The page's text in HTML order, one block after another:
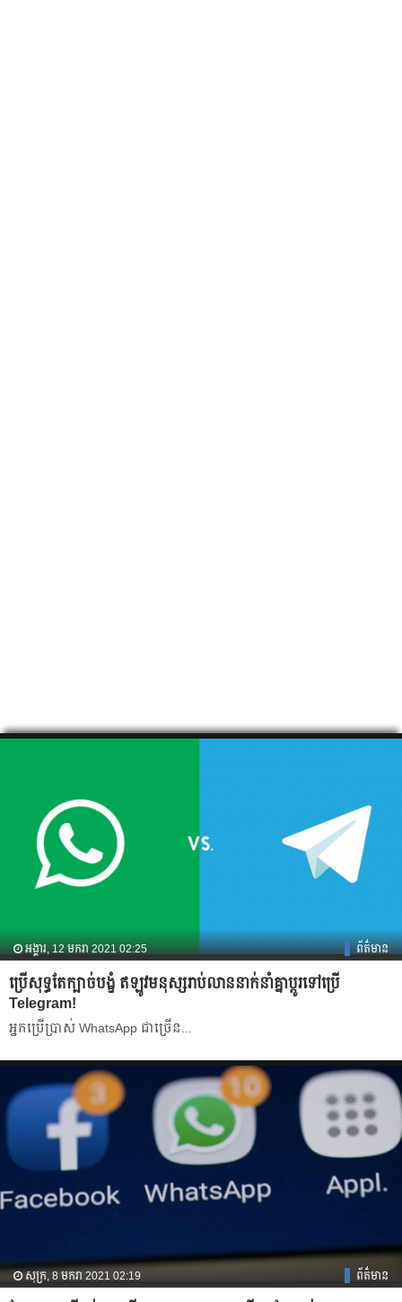
អង្គារ, 12 មករា 2021 02:25 ព័ត៌មាន
ប្រើសុទ្ធតែក្បាច់បង្ខំ ឥឡូវមនុស្សរាប់លាននាក់នាំគ្នាប្ដូរទៅប្រើ
Telegram!
អ្នក​ប្រើ​ប្រាស់​ WhatsApp ជា​ច្រើន​...
សុក្រ, 8 មករា 2021 02:19 ព័ត៌មាន